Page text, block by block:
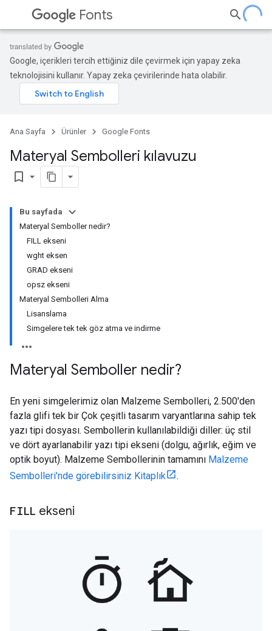
Fonts
Google, içerikleri tercih ettiğiniz dile çevirmek için yapay zeka
teknolojisini kullanır. Yapay zeka çevirilerinde hata olabilir.
Ana Sayfa Ürünler Google Fonts
Materyal Sembolleri kılavuzu
bookmark_border
Bu sayfada
Materyal Semboller nedir?
FILL ekseni
wght eksen
GRAD ekseni
opsz ekseni
Materyal Sembolleri Alma
Lisanslama
Simgelere tek tek göz atma ve indirme
Materyal Semboller nedir?
En yeni simgelerimiz olan Malzeme Sembolleri, 2.500'den
fazla glifi tek bir Çok çeşitli tasarım varyantlarına sahip tek
yazı tipi dosyası. Sembollerin kullanılabildiği diller: üç stil
ve dört ayarlanabilir yazı tipi ekseni (dolgu, ağırlık, eğim ve
optik boyut). Malzeme Sembollerinin tamamını Malzeme
Sembolleri'nde görebilirsiniz Kitaplık
.
FILL ekseni